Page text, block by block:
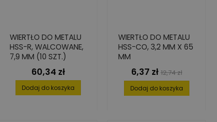
WIERTŁO DO METALU
HSS-R, WALCOWANE,
7,9 MM (10 SZT.)
Cena
60,34 zł
Dodaj do koszyka
WIERTŁO DO METALU
HSS-CO, 3,2 MM X 65
MM
Cena
6,37 zł Cena
podstawowa
12,74 zł
Dodaj do koszyka